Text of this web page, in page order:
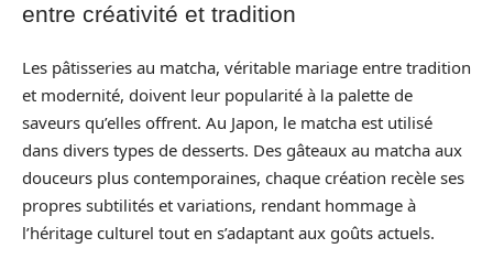
entre créativité et tradition
Les pâtisseries au matcha, véritable mariage entre tradition
et modernité, doivent leur popularité à la palette de
saveurs qu’elles offrent. Au Japon, le matcha est utilisé
dans divers types de desserts. Des gâteaux au matcha aux
douceurs plus contemporaines, chaque création recèle ses
propres subtilités et variations, rendant hommage à
l’héritage culturel tout en s’adaptant aux goûts actuels.